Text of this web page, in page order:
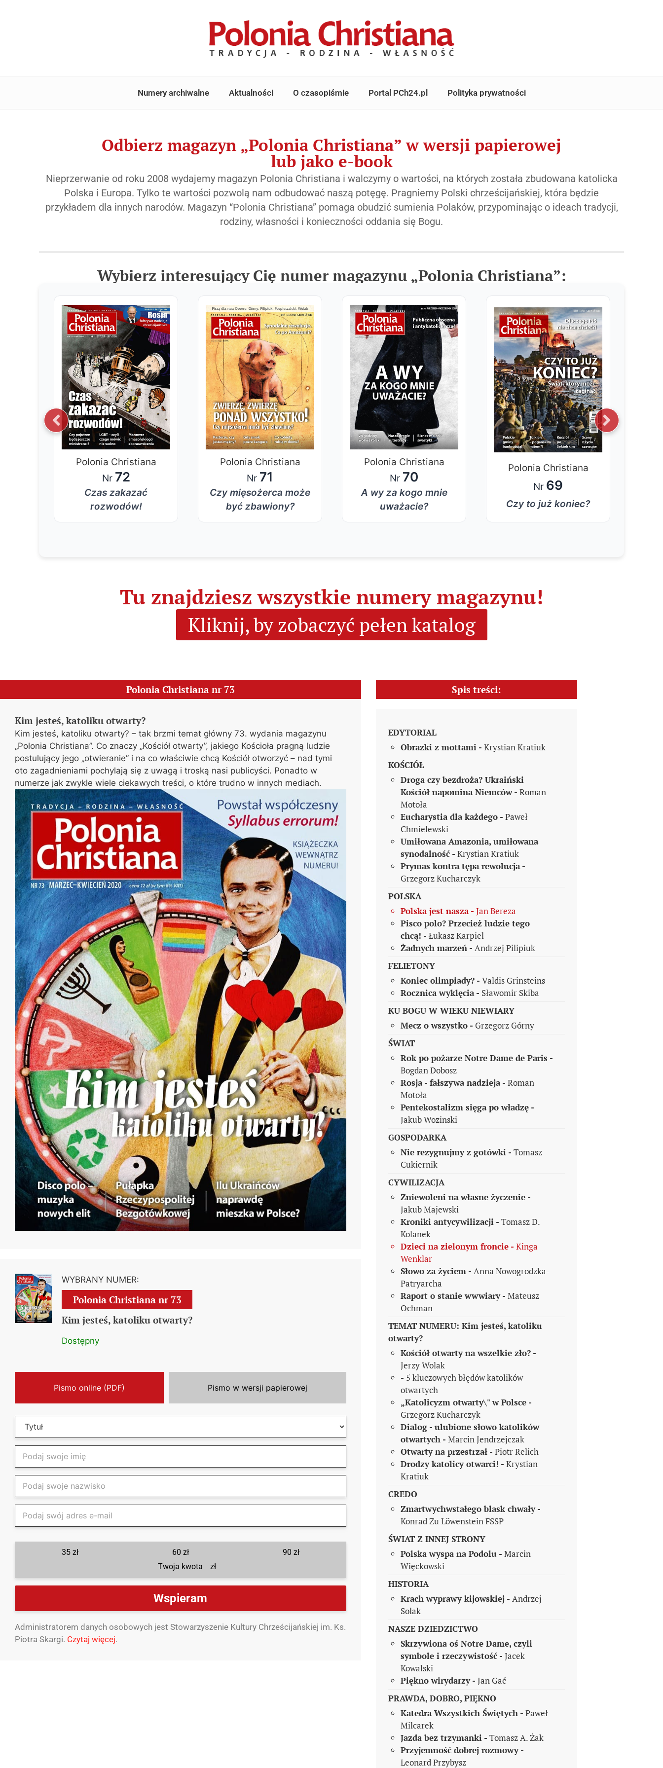
Numery archiwalne Aktualności O czasopiśmie Portal PCh24.pl Polityka prywatności
Odbierz magazyn „Polonia Christiana” w wersji papierowej
lub jako e-book
Nieprzerwanie od roku 2008 wydajemy magazyn Polonia Christiana i walczymy o wartości, na których została zbudowana katolicka
Polska i Europa. Tylko te wartości pozwolą nam odbudować naszą potęgę. Pragniemy Polski chrześcijańskiej, która będzie
przykładem dla innych narodów. Magazyn “Polonia Christiana” pomaga obudzić sumienia Polaków, przypominając o ideach tradycji,
rodziny, własności i konieczności oddania się Bogu.
Wybierz interesujący Cię numer magazynu „Polonia Christiana”:
Polonia Christiana
Nr 72
Czas zakazać
rozwodów!
Polonia Christiana
Nr 71
Czy mięsożerca może
być zbawiony?
Polonia Christiana
Nr 70
A wy za kogo mnie
uważacie?
Polonia Christiana
Nr 69
Czy to już koniec?
Tu znajdziesz wszystkie numery magazynu!
Kliknij, by zobaczyć pełen katalog
Polonia Christiana nr 73
Kim jesteś, katoliku otwarty?
Kim jesteś, katoliku otwarty? – tak brzmi temat główny 73. wydania magazynu
„Polonia Christiana”. Co znaczy „Kościół otwarty”, jakiego Kościoła pragną ludzie
postulujący jego „otwieranie” i na co właściwie chcą Kościół otworzyć – nad tymi
oto zagadnieniami pochylają się z uwagą i troską nasi publicyści. Ponadto w
numerze jak zwykle wiele ciekawych treści, o które trudno w innych mediach.
WYBRANY NUMER:
Polonia Christiana nr 73
Kim jesteś, katoliku otwarty?
Dostępny
Pismo online (PDF) Pismo w wersji papierowej
35 zł 60 zł
90 zł
zł
Wspieram
Administratorem danych osobowych jest Stowarzyszenie Kultury Chrześcijańskiej im. Ks.
Piotra Skargi. Czytaj więcej.
Spis treści:
EDYTORIAL
Obrazki z mottami - Krystian Kratiuk
KOŚCIÓŁ
Droga czy bezdroża? Ukraiński
Kościół napomina Niemców - Roman
Motoła
Eucharystia dla każdego - Paweł
Chmielewski
Umiłowana Amazonia, umiłowana
synodalność - Krystian Kratiuk
Prymas kontra tępa rewolucja -
Grzegorz Kucharczyk
POLSKA
Polska jest nasza - Jan Bereza
Pisco polo? Przecież ludzie tego
chcą! - Łukasz Karpiel
Żadnych marzeń - Andrzej Pilipiuk
FELIETONY
Koniec olimpiady? - Valdis Grinsteins
Rocznica wyklęcia - Sławomir Skiba
KU BOGU W WIEKU NIEWIARY
Mecz o wszystko - Grzegorz Górny
ŚWIAT
Rok po pożarze Notre Dame de Paris -
Bogdan Dobosz
Rosja - fałszywa nadzieja - Roman
Motoła
Pentekostalizm sięga po władzę -
Jakub Wozinski
GOSPODARKA
Nie rezygnujmy z gotówki - Tomasz
Cukiernik
CYWILIZACJA
Zniewoleni na własne życzenie -
Jakub Majewski
Kroniki antycywilizacji - Tomasz D.
Kolanek
Dzieci na zielonym froncie - Kinga
Wenklar
Słowo za życiem - Anna Nowogrodzka-
Patryarcha
Raport o stanie wwwiary - Mateusz
Ochman
TEMAT NUMERU: Kim jesteś, katoliku
otwarty?
Kościół otwarty na wszelkie zło? -
Jerzy Wolak
- 5 kluczowych błędów katolików
otwartych
„Katolicyzm otwarty\" w Polsce -
Grzegorz Kucharczyk
Dialog - ulubione słowo katolików
otwartych - Marcin Jendrzejczak
Otwarty na przestrzał - Piotr Relich
Drodzy katolicy otwarci! - Krystian
Kratiuk
CREDO
Zmartwychwstałego blask chwały -
Konrad Zu Löwenstein FSSP
ŚWIAT Z INNEJ STRONY
Polska wyspa na Podolu - Marcin
Więckowski
HISTORIA
Krach wyprawy kijowskiej - Andrzej
Solak
NASZE DZIEDZICTWO
Skrzywiona oś Notre Dame, czyli
symbole i rzeczywistość - Jacek
Kowalski
Piękno wirydarzy - Jan Gać
PRAWDA, DOBRO, PIĘKNO
Katedra Wszystkich Świętych - Paweł
Milcarek
Jazda bez trzymanki - Tomasz A. Żak
Przyjemność dobrej rozmowy -
Leonard Przybysz